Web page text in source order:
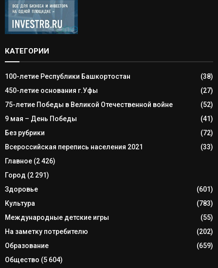
КАТЕГОРИИ
100-летие Республики Башкортостан
(38)
450-летие основания г.Уфы
(27)
75-летие Победы в Великой Отечественной войне
(52)
9 мая – День Победы
(41)
Без рубрики
(72)
Всероссийская перепись населения 2021
(33)
Главное (2 426)
Город (2 291)
Здоровье
(601)
Культура
(783)
Международные детские игры
(55)
На заметку потребителю
(202)
Образование
(659)
Общество (5 604)